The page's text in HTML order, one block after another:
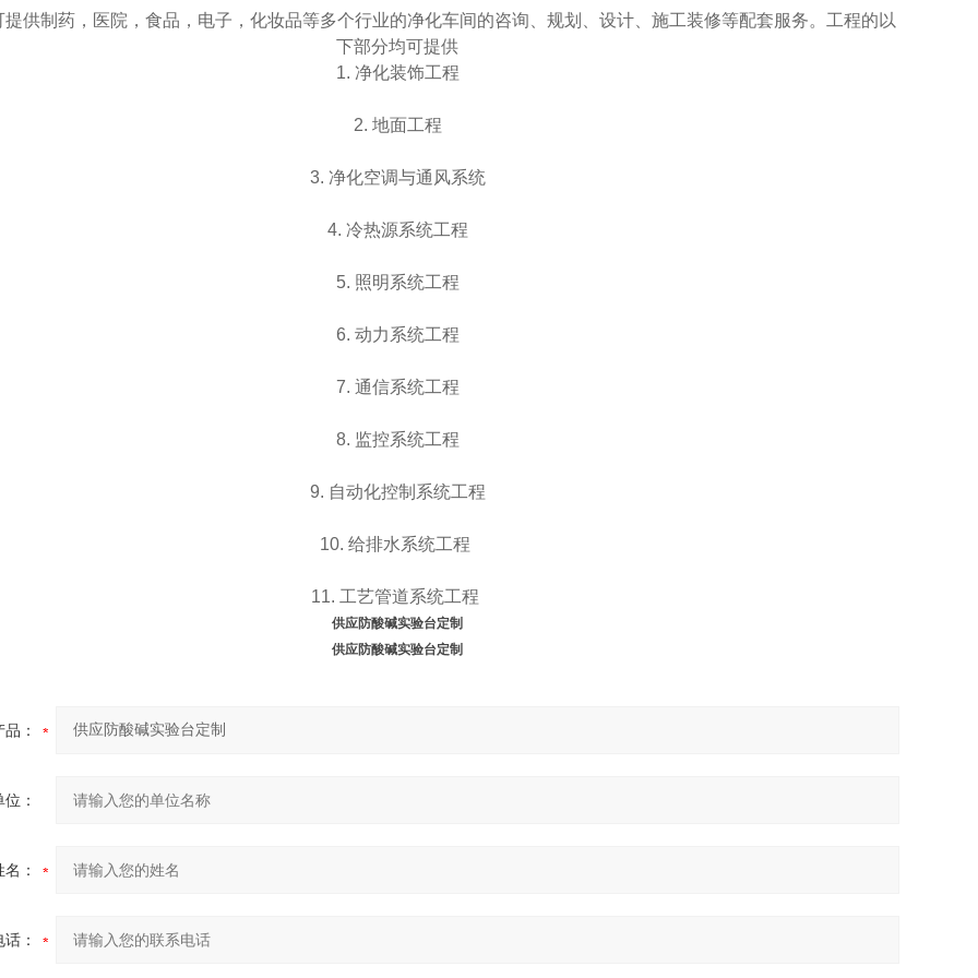
提供制药，医院，食品，电子，化妆品等多个行业的净化车间的咨询、规划、设计、施工装修等配套服务。工程的以
下部分均可提供
1. 净化装饰工程
2. 地面工程
3. 净化空调与通风系统
4. 冷热源系统工程
5. 照明系统工程
6. 动力系统工程
7. 通信系统工程
8. 监控系统工程
9. 自动化控制系统工程
10. 给排水系统工程
11. 工艺管道系统工程
供应防酸碱实验台定制
供应防酸碱实验台定制
品：
：
：
：